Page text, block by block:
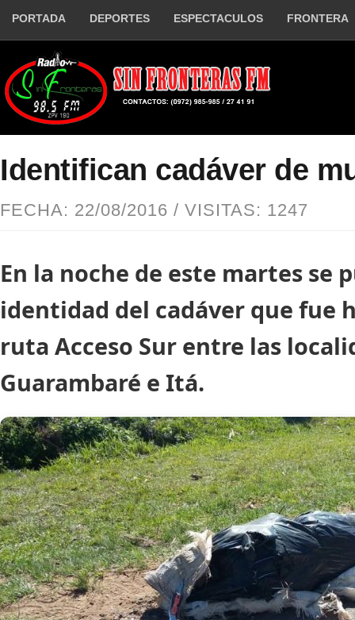
PORTADA DEPORTES ESPECTACULOS FRONTERA
Identifican cadáver de
FECHA: 22/08/2016 / VISITAS: 1247
En la noche de este martes se
identidad del cadáver que fue
ruta Acceso Sur entre las
Guarambaré e Itá.